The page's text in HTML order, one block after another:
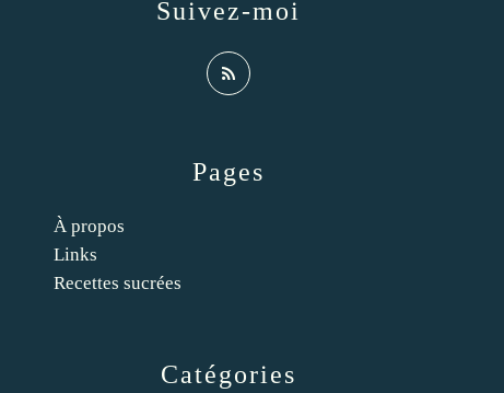
Catégories
Pages
À propos
Links
Recettes sucrées
Suivez-moi